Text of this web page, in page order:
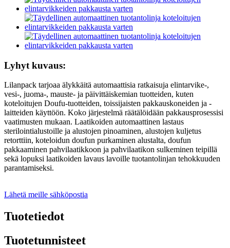
Lyhyt kuvaus:
Lilanpack tarjoaa älykkäitä automaattisia ratkaisuja elintarvike-,
vesi-, juoma-, mauste- ja päivittäiskemian tuotteiden, kuten
koteloitujen Doufu-tuotteiden, toissijaisten pakkauskoneiden ja -
laitteiden käyttöön. Koko järjestelmä räätälöidään pakkausprosessisi
vaatimusten mukaan. Laatikoiden automaattinen lastaus
sterilointialustoille ja alustojen pinoaminen, alustojen kuljetus
retorttiin, koteloidun doufun purkaminen alustalta, doufun
pakkaaminen pahvilaatikkoon ja pahvilaatikon sulkeminen teipillä
sekä lopuksi laatikoiden lavaus lavoille tuotantolinjan tehokkuuden
parantamiseksi.
Lähetä meille sähköpostia
Tuotetiedot
Tuotetunnisteet